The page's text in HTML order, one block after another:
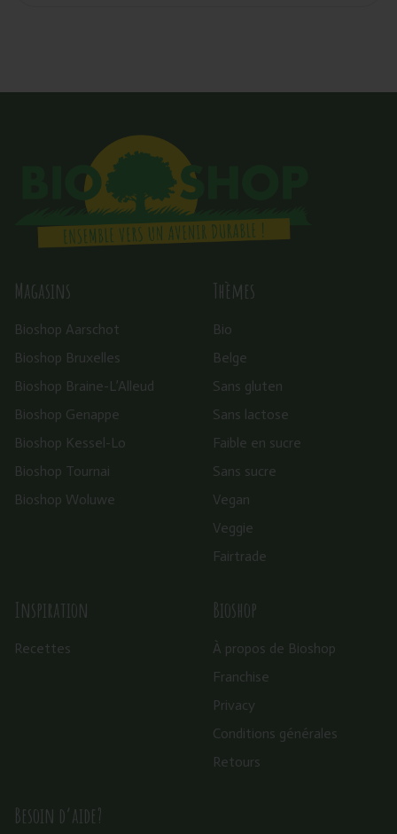
Magasins
Bioshop Aarschot
Bioshop Bruxelles
Bioshop Braine-L’Alleud
Bioshop Genappe
Bioshop Kessel-Lo
Bioshop Tournai
Bioshop Woluwe
Thèmes
Bio
Belge
Sans gluten
Sans lactose
Faible en sucre
Sans sucre
Vegan
Veggie
Fairtrade
Inspiration
Recettes
Bioshop
À propos de Bioshop
Franchise
Privacy
Conditions générales
Retours
Besoin d’aide?